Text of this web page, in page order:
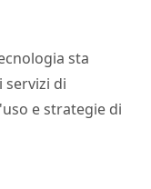
sta
servizi di
e strategie di